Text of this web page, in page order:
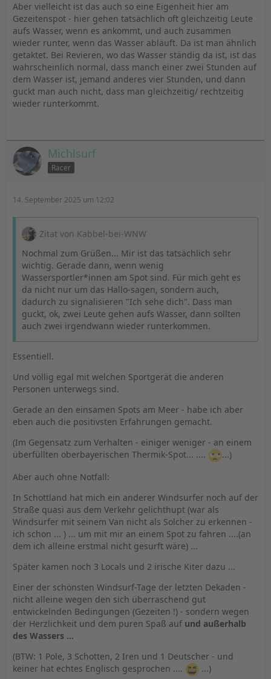
Aber vielleicht ist das auch so eine Eigenheit hier am
Gezeitenspot - hier gehen tatsächlich oft gleichzeitig Leute
aufs Wasser, wenn es ankommt, und auch zusammen
wieder runter, wenn das Wasser abläuft. Da ist man ähnlich
getaktet. Bei Revieren, wo das Wasser ständig da ist, ist das
wahrscheinlich normal, dass manch einer zwei Stunden auf
dem Wasser ist, jemand anderes vier Stunden, und dann
guckt man auch nicht, dass man gleichzeitig/ rechtzeitig
wieder runterkommt.
Michlsurf
Racer
14. September 2025 um 12:02
Zitat von Kabbel-bei-WNW
Nochmal zum Grüßen... Mir ist das tatsächlich sehr
wichtig. Gerade dann, wenn wenig
Wassersportler*innen am Spot sind. Für mich geht es
da nicht nur um das Hallo-sagen, sondern auch,
dadurch zu signalisieren "Ich sehe dich". Dass man
guckt, ok, zwei Leute gehen aufs Wasser, dann sollten
auch zwei irgendwann wieder runterkommen.
Essentiell.
Und völlig egal mit welchen Sportgerät die anderen
Personen unterwegs sind.
Gerade an den einsamen Spots am Meer - habe ich aber
eben auch die positivsten Erfahrungen gemacht.
(Im Gegensatz zum Verhalten - einiger weniger - an einem
überfüllten oberbayerischen Thermik-Spot... ....
...)
Aber auch ohne Notfall:
In Schottland hat mich ein anderer Windsurfer noch auf der
Straße quasi aus dem Verkehr gelichthupt (war als
Windsurfer mit seinem Van nicht als Solcher zu erkennen -
ich schon ... ) ... um mit mir an einem Spot zu fahren ....(an
dem ich alleine erstmal nicht gesurft wäre) ...
Später kamen noch 3 Locals und 2 irische Kiter dazu ...
Einer der schönsten Windsurf-Tage der letzten Dekaden -
nicht alleine wegen den sich überraschend gut
entwickelnden Bedingungen (Gezeiten !) - sondern wegen
der Herzlichkeit und dem puren Spaß auf und außerhalb
des Wassers ...
(BTW: 1 Pole, 3 Schotten, 2 Iren und 1 Deutscher - und
keiner hat echtes Englisch gesprochen ....
...)